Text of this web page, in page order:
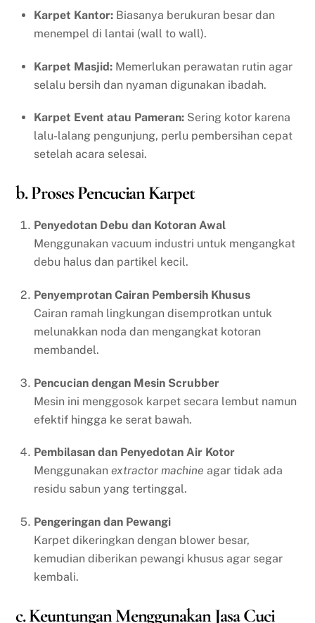
Karpet Kantor: Biasanya berukuran besar dan
menempel di lantai (wall to wall).
Karpet Masjid: Memerlukan perawatan rutin agar
selalu bersih dan nyaman digunakan ibadah.
Karpet Event atau Pameran: Sering kotor karena
lalu-lalang pengunjung, perlu pembersihan cepat
setelah acara selesai.
b. Proses Pencucian Karpet
Penyedotan Debu dan Kotoran Awal
Menggunakan vacuum industri untuk mengangkat
debu halus dan partikel kecil.
Penyemprotan Cairan Pembersih Khusus
Cairan ramah lingkungan disemprotkan untuk
melunakkan noda dan mengangkat kotoran
membandel.
Pencucian dengan Mesin Scrubber
Mesin ini menggosok karpet secara lembut namun
efektif hingga ke serat bawah.
Pembilasan dan Penyedotan Air Kotor
Menggunakan extractor machine agar tidak ada
residu sabun yang tertinggal.
Pengeringan dan Pewangi
Karpet dikeringkan dengan blower besar,
kemudian diberikan pewangi khusus agar segar
kembali.
c. Keuntungan Menggunakan Jasa Cuci